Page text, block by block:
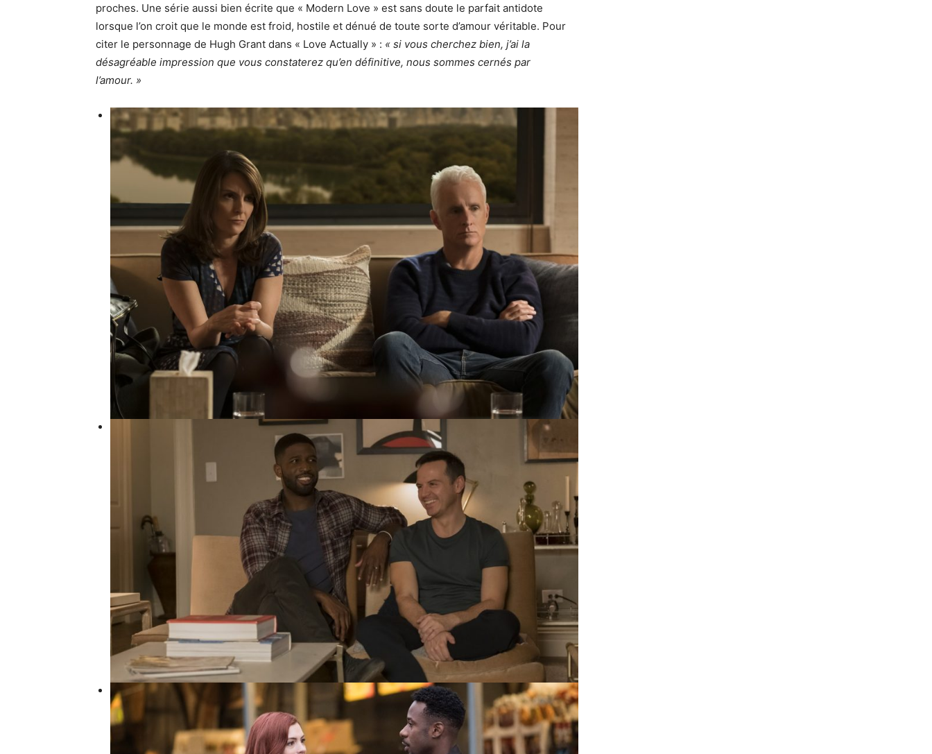
proches. Une série aussi bien écrite que « Modern Love » est sans doute le parfait antidote
lorsque l’on croit que le monde est froid, hostile et dénué de toute sorte d’amour véritable. Pour
citer le personnage de Hugh Grant dans « Love Actually » : « si vous cherchez bien, j’ai la
désagréable impression que vous constaterez qu’en définitive, nous sommes cernés par
l’amour. »